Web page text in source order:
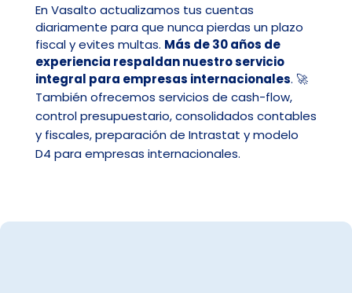
En Vasalto actualizamos tus cuentas
diariamente para que nunca pierdas un plazo
fiscal y evites multas. Más de 30 años de
experiencia respaldan nuestro servicio
integral para empresas internacionales. 🚀
También ofrecemos servicios de cash-flow,
control presupuestario, consolidados contables
y fiscales, preparación de Intrastat y modelo
D4 para empresas internacionales.